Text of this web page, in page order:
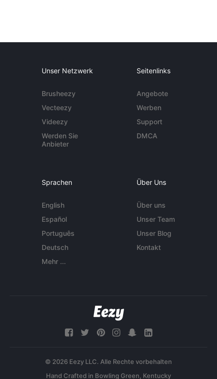
Unser Netzwerk
Brusheezy
Vecteezy
Videezy
Werden Sie
Anbieter
Seitenlinks
Angebote
Werben
Support
DMCA
Sprachen
English
Español
Português
Deutsch
Mehr ...
Über Uns
Über uns
Unser Team
Unser Blog
Kontakt
© 2026 Eezy LLC. Alle Rechte vorbehalten